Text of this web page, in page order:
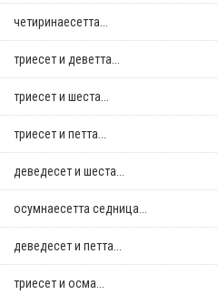
четиринаесетта...
триесет и деветта...
триесет и шеста...
триесет и петта...
деведесет и шеста...
осумнaесетта седница...
деведесет и петта...
триесет и осма...